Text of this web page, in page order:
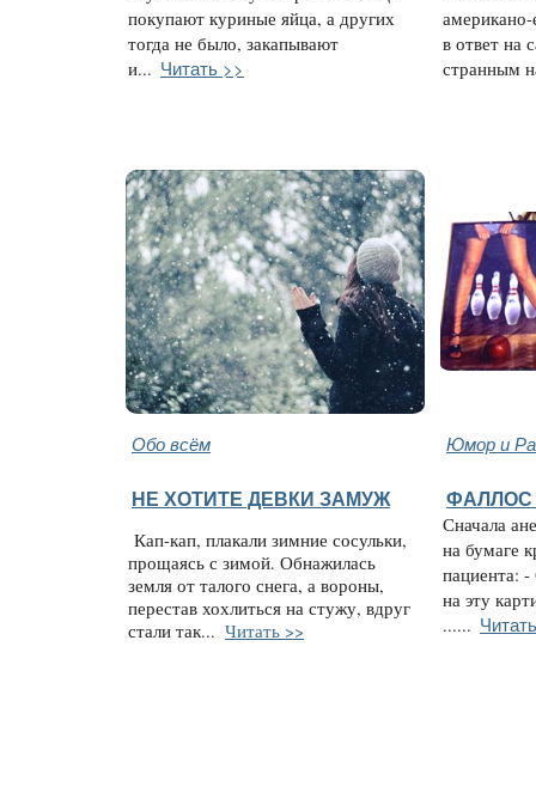
покупают куриные яйца, а других
тогда не было, закапывают
и... Читать >>
в ответ на
странным
Обо всём Юмор и
НЕ ХОТИТЕ ДЕВКИ ЗАМУЖ
Кап-кап, плакали зимние сосульки,
прощаясь с зимой. Обнажилась
земля от талого снега, а вороны,
перестав хохлиться на стужу, вдруг
стали так... Читать >>
ФАЛЛОС
Сначала
на бумаге
пациента:
на эту
......